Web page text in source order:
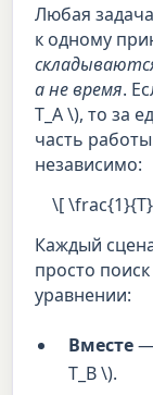
Любая
к одному
а не время.
T_A \), то за
часть
независимо:
\[
Каждый
просто
уравнении:
Вместе—
T_B \).